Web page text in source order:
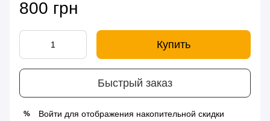
800 грн
Купить
Быстрый заказ
% Войти для отображения накопительной скидки